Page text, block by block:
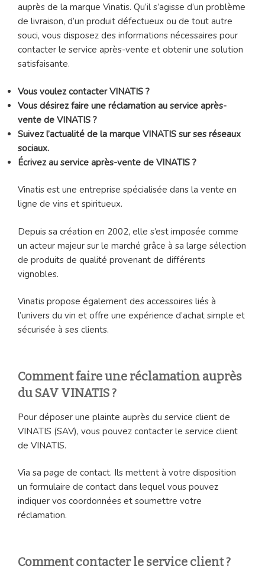
auprès de la marque Vinatis. Qu’il s’agisse d’un problème
de livraison, d’un produit défectueux ou de tout autre
souci, vous disposez des informations nécessaires pour
contacter le service après-vente et obtenir une solution
satisfaisante.
Vous voulez contacter VINATIS ?
Vous désirez faire une réclamation au service après-
vente de VINATIS ?
Suivez l’actualité de la marque VINATIS sur ses réseaux
sociaux.
Écrivez au service après-vente de VINATIS ?
Vinatis est une entreprise spécialisée dans la vente en
ligne de vins et spiritueux.
Depuis sa création en 2002, elle s’est imposée comme
un acteur majeur sur le marché grâce à sa large sélection
de produits de qualité provenant de différents
vignobles.
Vinatis propose également des accessoires liés à
l’univers du vin et offre une expérience d’achat simple et
sécurisée à ses clients.
Comment faire une réclamation auprès
du SAV VINATIS ?
Pour déposer une plainte auprès du service client de
VINATIS (SAV), vous pouvez contacter le service client
de VINATIS.
Via sa page de contact. Ils mettent à votre disposition
un formulaire de contact dans lequel vous pouvez
indiquer vos coordonnées et soumettre votre
réclamation.
Comment contacter le service client ?